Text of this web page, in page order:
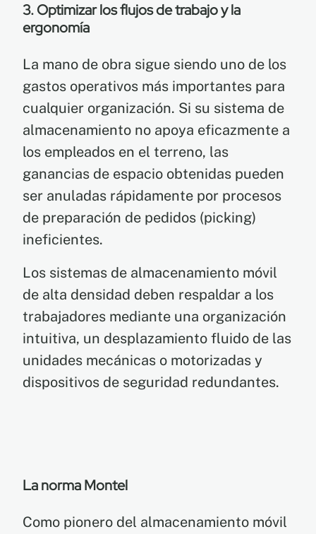
3. Optimizar los flujos de trabajo y la
ergonomía
La mano de obra sigue siendo uno de los
gastos operativos más importantes para
cualquier organización. Si su sistema de
almacenamiento no apoya eficazmente a
los empleados en el terreno, las
ganancias de espacio obtenidas pueden
ser anuladas rápidamente por procesos
de preparación de pedidos (picking)
ineficientes.
Los sistemas de almacenamiento móvil
de alta densidad deben respaldar a los
trabajadores mediante una organización
intuitiva, un desplazamiento fluido de las
unidades mecánicas o motorizadas y
dispositivos de seguridad redundantes.
La norma Montel
Como pionero del almacenamiento móvil